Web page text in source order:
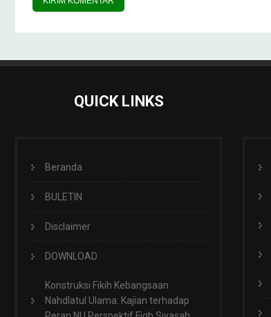
QUICK LINKS
Beranda
BULETIN
Disclaimer
DOWNLOAD
Konstruksi Fikih Kebangsaan
Nahdlatul Ulama: Kajian terhadap